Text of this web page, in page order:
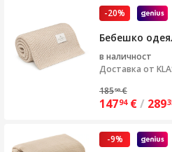
-20%
Бебешко
в наличност
Доставка от
18550 €
14794 €/ 289
-9%